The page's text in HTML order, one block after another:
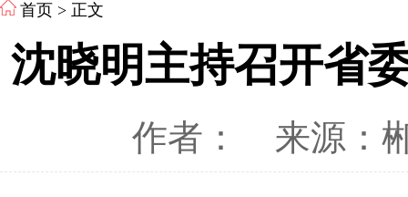
首页 > 正文
沈晓明主持召开省
作者： 来源：